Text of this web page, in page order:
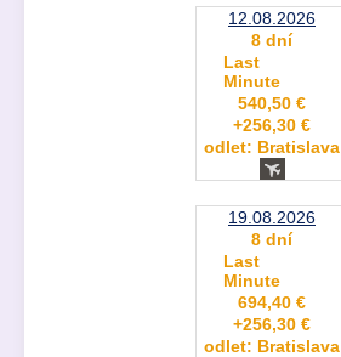
12.08.2026
8 dní
Last
Minute
540,50 €
+256,30 €
odlet: Bratislava
19.08.2026
8 dní
Last
Minute
694,40 €
+256,30 €
odlet: Bratislava